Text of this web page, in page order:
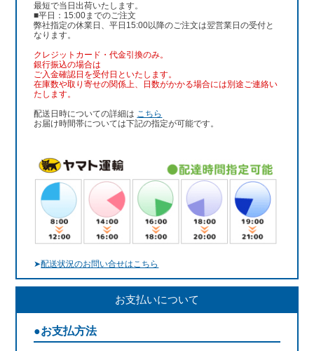
最短で当日出荷いたします。
■平日：15:00までのご注文
弊社指定の休業日、平日15:00以降のご注文は翌営業日の受付と
なります。
クレジットカード・代金引換のみ。
銀行振込の場合は
ご入金確認日を受付日といたします。
在庫数や取り寄せの関係上、日数がかかる場合には別途ご連絡い
たします。
配送日時についての詳細は こちら
お届け時間帯については下記の指定が可能です。
➤配送状況のお問い合せはこちら
お支払いについて
●お支払方法